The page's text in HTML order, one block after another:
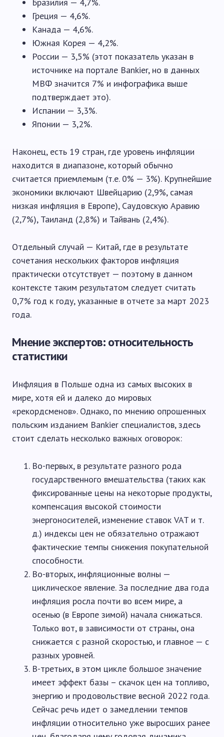
Греция — 4,6%.
Канада — 4,6%.
Южная Корея — 4,2%.
России — 3,5% (этот показатель указан в
источнике на портале Bankier, но в данных
МВФ значится 7% и инфографика выше
подтверждает это).
Испании — 3,3%.
Японии — 3,2%.
Наконец, есть 19 стран, где уровень инфляции
находится в диапазоне, который обычно
считается приемлемым (т.е. 0% — 3%). Крупнейшие
экономики включают Швейцарию (2,9%, самая
низкая инфляция в Европе), Саудовскую Аравию
(2,7%), Таиланд (2,8%) и Тайвань (2,4%).
Отдельный случай — Китай, где в результате
сочетания нескольких факторов инфляция
практически отсутствует — поэтому в данном
контексте таким результатом следует считать
0,7% год к году, указанные в отчете за март 2023
года.
Мнение экспертов: относительность
статистики
Инфляция в Польше одна из самых высоких в
мире, хотя ей и далеко до мировых
«рекордсменов». Однако, по мнению опрошенных
польским изданием Bankier специалистов, здесь
стоит сделать несколько важных оговорок:
Во-первых, в результате разного рода
государственного вмешательства (таких как
фиксированные цены на некоторые продукты,
компенсация высокой стоимости
энергоносителей, изменение ставок VAT и т.
д.) индексы цен не обязательно отражают
фактические темпы снижения покупательной
способности.
Во-вторых, инфляционные волны —
циклическое явление. За последние два года
инфляция росла почти во всем мире, а
осенью (в Европе зимой) начала снижаться.
Только вот, в зависимости от страны, она
снижается с разной скоростью, и главное — с
разных уровней.
В-третьих, в этом цикле большое значение
имеет эффект базы – скачок цен на топливо,
энергию и продовольствие весной 2022 года.
Сейчас речь идет о замедлении темпов
инфляции относительно уже выросших ранее